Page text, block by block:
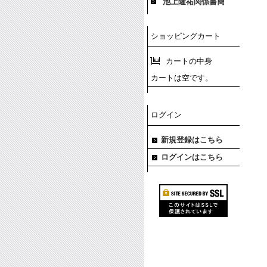
ショッピングカート
カートの中身
カートは空です。
ログイン
新規登録はこちら
ログインはこちら